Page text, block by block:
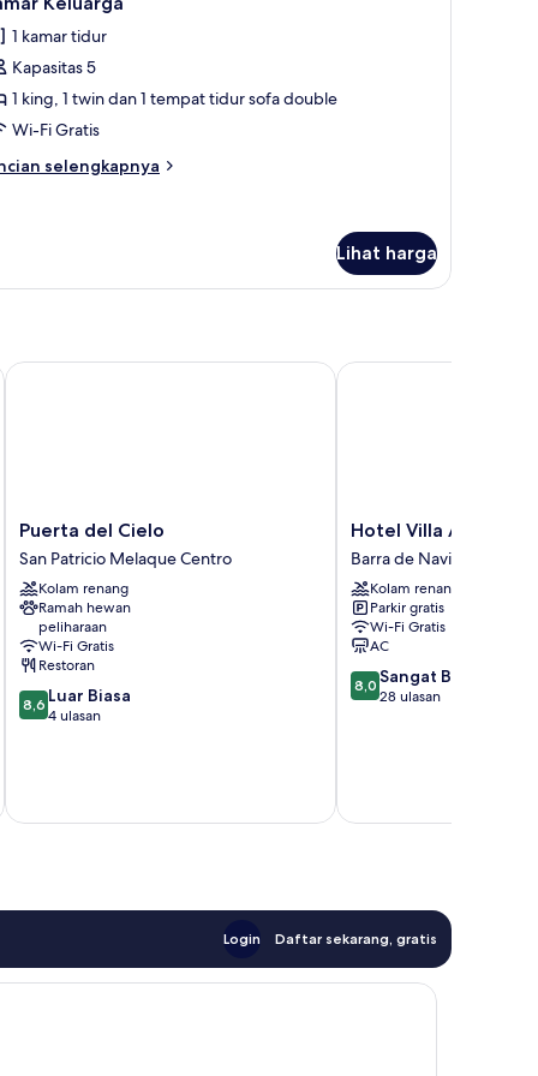
1 kamar tidur
Kapasitas 5
1 king, 1 twin dan 1 tempat tidur sofa double
Wi-Fi Gratis
selengkapnya
Lihat harga
Puerta
del
Cielo
San
Patricio
Melaque
Centro
Puerta del Cielo
San Patricio Melaque Centro
Kolam renang
Ramah hewan
peliharaan
Wi-Fi Gratis
Restoran
8.6
dari
ulasan
8,6 Luar Biasa
4 ulasan
Puerta del Cielo
Hotel
Villa
Azul
Barra
de
Navidad
Hotel Villa Azul
Barra de Navidad
Kolam renang
Parkir gratis
Wi-Fi Gratis
AC
8.0
dari
8,0 Sangat Baik
28 ulasan
Hotel Villa Azul
Login Daftar sekarang, gratis